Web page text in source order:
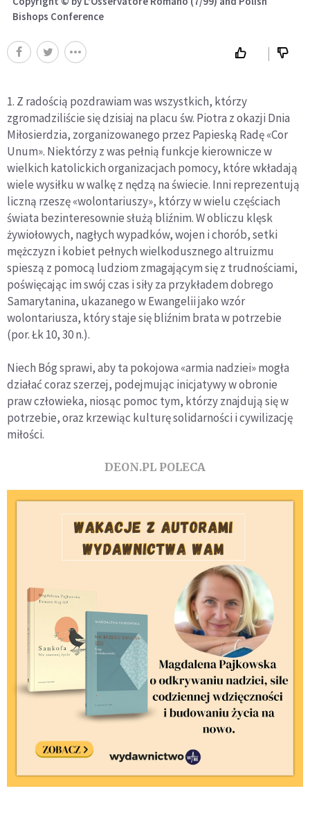
Bishops Conference
1. Z radością pozdrawiam was wszystkich, którzy
zgromadziliście się dzisiaj na placu św. Piotra z okazji Dnia
Miłosierdzia, zorganizowanego przez Papieską Radę «Cor
Unum». Niektórzy z was pełnią funkcje kierownicze w
wielkich katolickich organizacjach pomocy, które wkładają
wiele wysiłku w walkę z nędzą na świecie. Inni reprezentują
liczną rzeszę «wolontariuszy», którzy w wielu częściach
świata bezinteresownie służą bliźnim. W obliczu klęsk
żywiołowych, nagłych wypadków, wojen i chorób, setki
mężczyzn i kobiet pełnych wielkodusznego altruizmu
spieszą z pomocą ludziom zmagającym się z trudnościami,
poświęcając im swój czas i siły za przykładem dobrego
Samarytanina, ukazanego w Ewangelii jako wzór
wolontariusza, który staje się bliźnim brata w potrzebie
(por. Łk 10, 30 n.).
Niech Bóg sprawi, aby ta pokojowa «armia nadziei» mogła
działać coraz szerzej, podejmując inicjatywy w obronie
praw człowieka, niosąc pomoc tym, którzy znajdują się w
potrzebie, oraz krzewiąc kulturę solidarności i cywilizację
miłości.
DEON.PL POLECA